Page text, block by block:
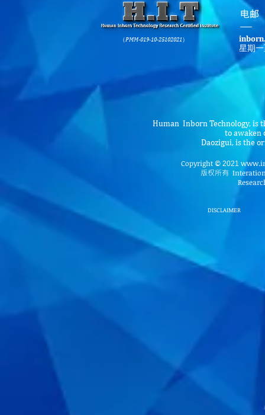
（PMM-019-10-25102021）
​电邮
星期
Human Inborn Technology, is
to awaken
Daozigui, is the
Copyright © 2021
版权所有
DISCLAIMER